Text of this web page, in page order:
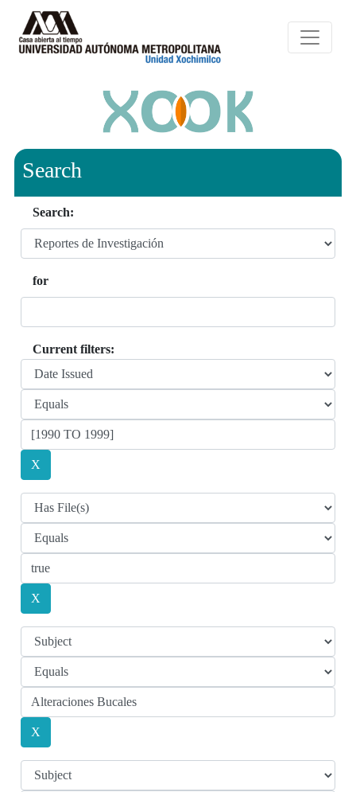
Search
Search:
for
Current filters: